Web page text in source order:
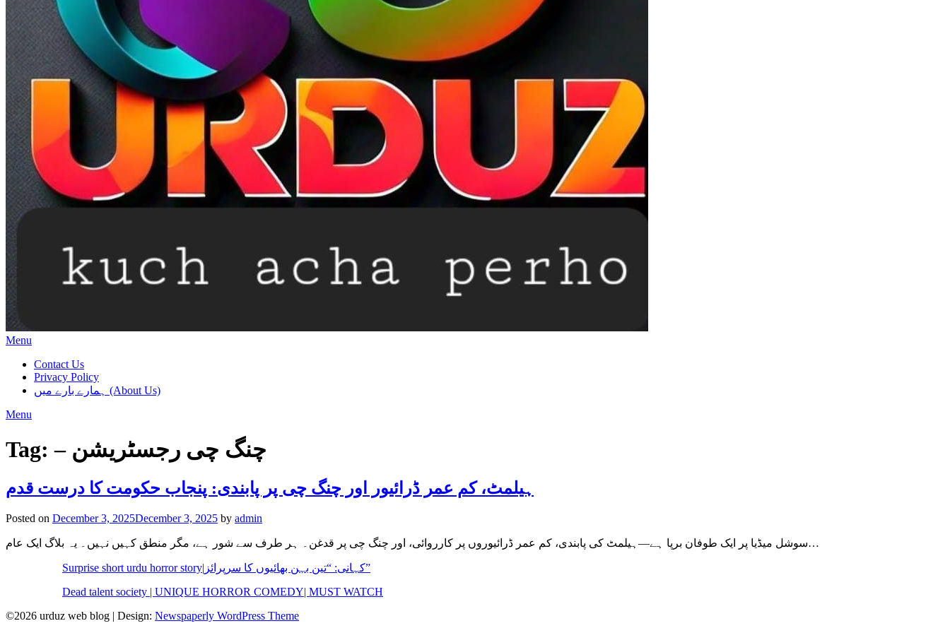
Menu
Contact Us
Privacy Policy
ہمارے بارے میں (About Us)
Menu
Tag: – چنگ چی رجسٹریشن
ہیلمٹ، کم عمر ڈرائیور اور چنگ چی پر پابندی: پنجاب حکومت کا درست قدم
Posted on December 3, 2025December 3, 2025 by admin
سوشل میڈیا پر ایک طوفان برپا ہے—ہیلمٹ کی پابندی، کم عمر ڈرائیوروں پر کارروائی، اور چنگ چی پر قدغن۔ ہر طرف سے شور ہے، مگر منطق کہیں نہیں۔ یہ بلاگ ایک عام…
Surprise short urdu horror story|کہانی: “تین بہن بھائیوں کا سرپرائز”
Dead talent society | UNIQUE HORROR COMEDY| MUST WATCH
©2026 urduz web blog | Design: Newspaperly WordPress Theme